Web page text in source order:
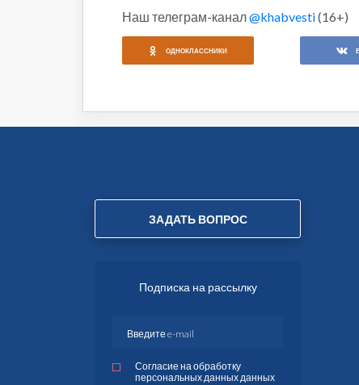
Наш телеграм-канал@khabvesti(16+)
ОДНОКЛАССНИКИ
ЗАДАТЬ ВОПРОС
Подписка на рассылку
Согласие на обработку
персональных данных данных